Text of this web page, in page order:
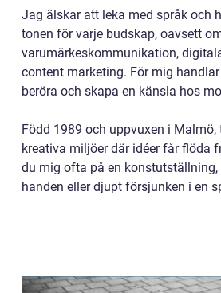
Jag älskar att leka med språk och
tonen för varje budskap, oavsett
varumärkeskommunikation,
content marketing. För mig
beröra och skapa en känsla hos
Född 1989 och uppvuxen i Malmö,
kreativa miljöer där idéer får flöda
du mig ofta på en
handen eller djupt försjunken i en